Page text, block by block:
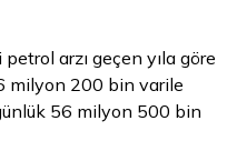
arzı geçen yıla göre
milyon 200 bin varile
56 milyon 500 bin